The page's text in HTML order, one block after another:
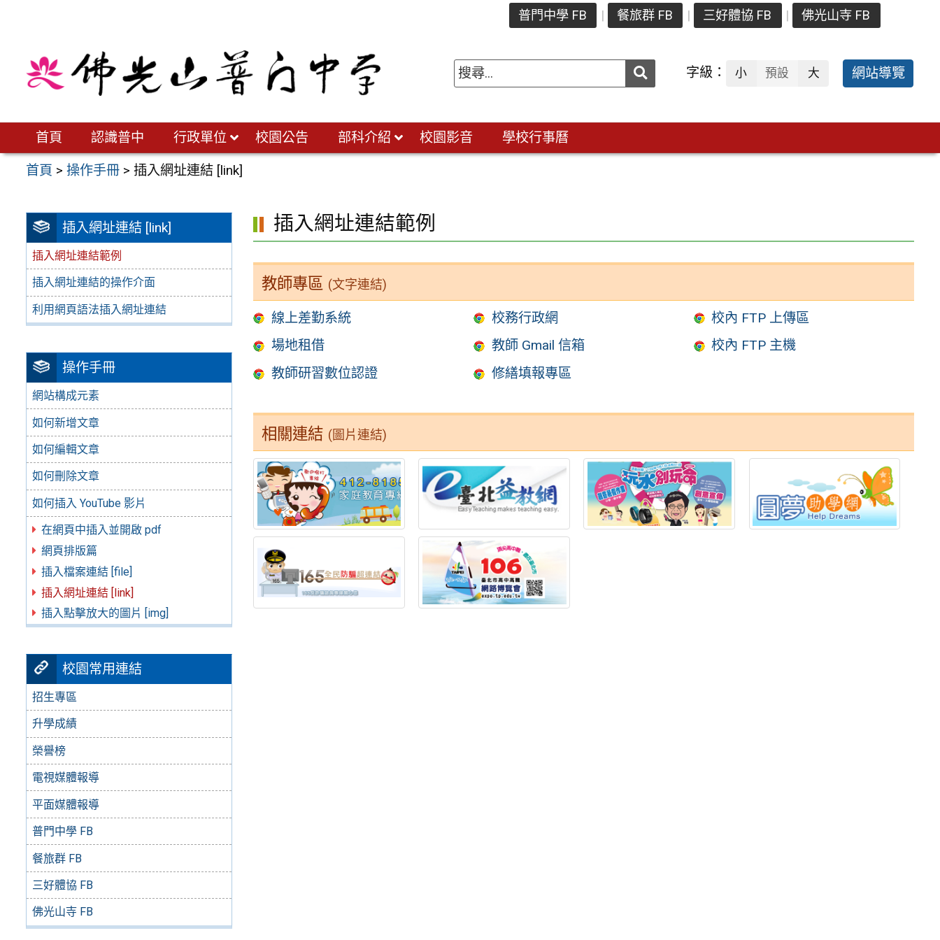
普門中學 FB 餐旅群 FB 三好體協 FB 佛光山寺 FB
送出 字級： 小 預設 大 網站導覽
首頁 認識普中 行政單位 校園公告 部科介紹 校園影音 學校行事曆
首頁 >操作手冊 >插入網址連結 [link]
插入網址連結 [link]
插入網址連結範例
插入網址連結的操作介面
利用網頁語法插入網址連結
操作手冊
網站構成元素
如何新增文章
如何編輯文章
如何刪除文章
如何插入 YouTube 影片
在網頁中插入並開啟 pdf
網頁排版篇
插入檔案連結 [file]
插入網址連結 [link]
插入點擊放大的圖片 [img]
校園常用連結
招生專區
升學成績
榮譽榜
電視媒體報導
平面媒體報導
普門中學 FB
餐旅群 FB
三好體協 FB
佛光山寺 FB
插入網址連結範例
教師專區 (文字連結)
線上差勤系統 校務行政網
校內 FTP 上傳區
場地租借
教師 Gmail 信箱
校內 FTP 主機
教師研習數位認證
修繕填報專區
相關連結 (圖片連結)